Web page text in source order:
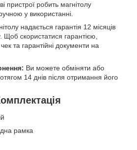
пристрої робить магнітолу
у використанні.
надається гарантія 12 місяців
Щоб скористатися гарантією,
та гарантійні документи на
Ви можете обміняти або
14 днів після отримання його
рамка